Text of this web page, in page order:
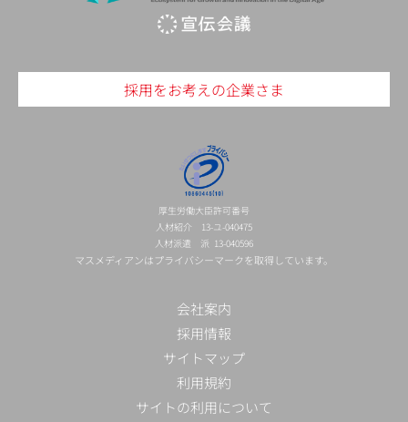
採用をお考えの企業さま
厚生労働大臣許可番号
人材紹介 13-ユ-040475
人材派遣 派 13-040596
マスメディアンはプライバシーマークを取得しています。
会社案内
採用情報
サイトマップ
利用規約
サイトの利用について